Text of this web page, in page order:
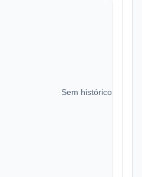
Sem histórico de